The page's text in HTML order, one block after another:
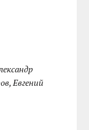
Евгений